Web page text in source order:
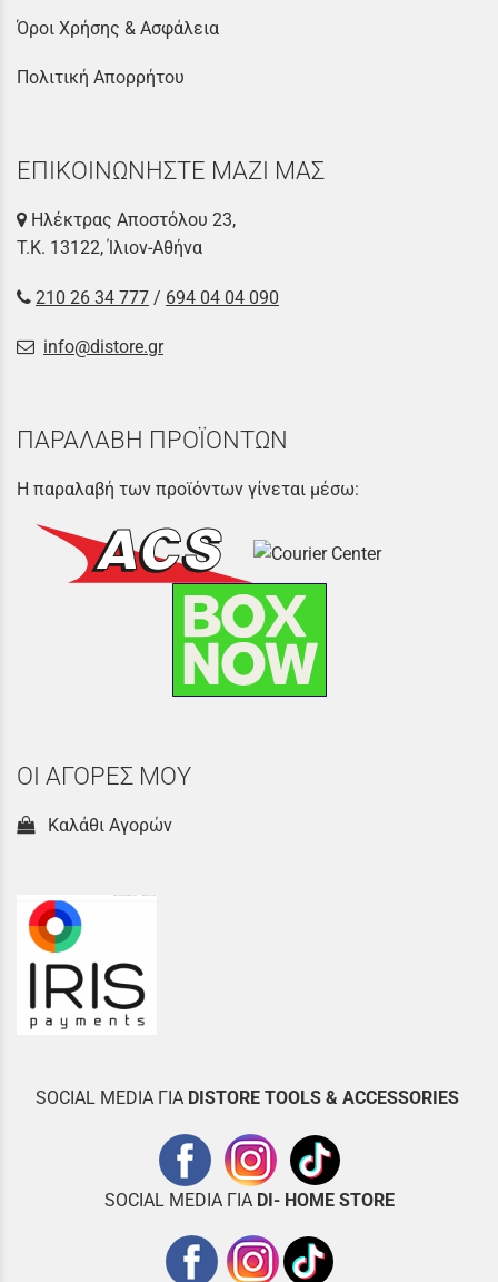
Όροι Χρήσης & Ασφάλεια
Πολιτική Απορρήτου
ΕΠΙΚΟΙΝΩΝΗΣΤΕ ΜΑΖΙ ΜΑΣ
Ηλέκτρας Αποστόλου 23,
Τ.Κ. 13122, Ίλιον-Αθήνα
210 26 34 777 / 694 04 04 090
info@distore.gr
ΠΑΡΑΛΑΒΗ ΠΡΟΪΟΝΤΩΝ
Η παραλαβή των προϊόντων γίνεται μέσω:
ΟΙ ΑΓΟΡΕΣ ΜΟΥ
Καλάθι Αγορών
SOCIAL MEDIA ΓΙΑ DISTORE TOOLS & ACCESSORIES
SOCIAL MEDIA ΓΙΑ DI- HOME STORE